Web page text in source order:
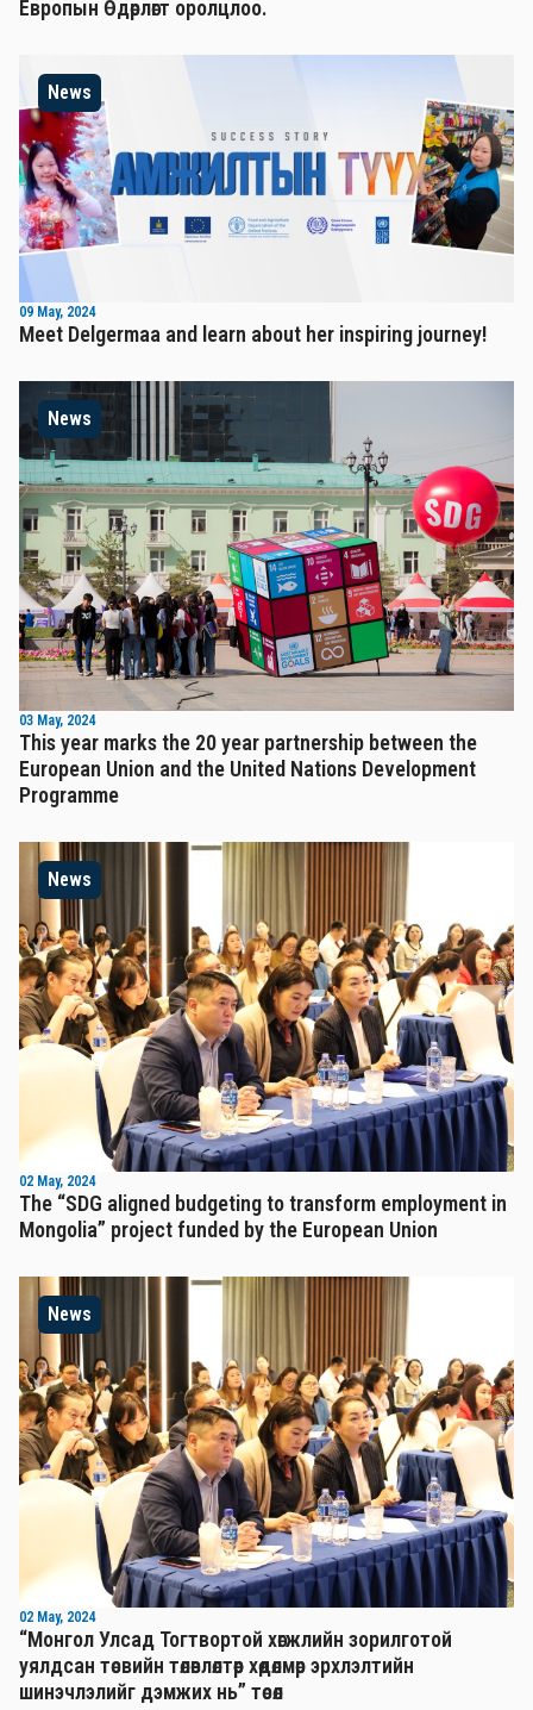
Европын Өдөрлөгт оролцлоо.
News
09 May, 2024
Meet Delgermaa and learn about her inspiring journey!
News
03 May, 2024
This year marks the 20 year partnership between the
European Union and the United Nations Development
Programme
News
02 May, 2024
The “SDG aligned budgeting to transform employment in
Mongolia” project funded by the European Union
News
02 May, 2024
“Монгол Улсад Тогтвортой хөгжлийн зорилготой
уялдсан төсвийн төлөвлөлтөөр хөдөлмөр эрхлэлтийн
шинэчлэлийг дэмжих нь” төсөл